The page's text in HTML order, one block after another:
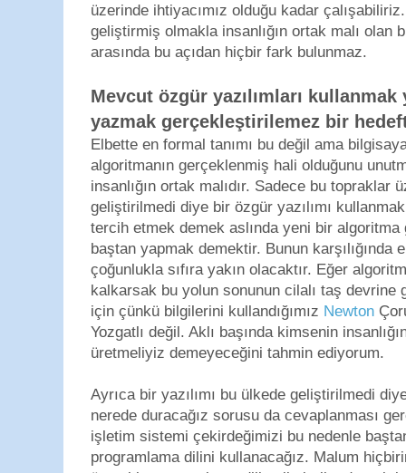
üzerinde ihtiyacımız olduğu kadar
geliştirmiş olmakla insanlığın ortak malı olan
arasında bu açıdan hiçbir fark bulunmaz.
Mevcut özgür yazılımları
yazmak gerçekleştirilemez bir
Elbette en formal tanımı bu değil ama
algoritmanın gerçeklenmiş hali olduğunu
insanlığın ortak malıdır. Sadece bu topraklar
geliştirilmedi diye bir özgür yazılımı
tercih etmek demek aslında yeni bir
baştan yapmak demektir. Bunun karşılığında
çoğunlukla sıfıra yakın olacaktır. Eğer
kalkarsak bu yolun sonunun cilalı taş devrine
için çünkü bilgilerini kullandığımız Newton
Yozgatlı değil. Aklı başında kimsenin
üretmeliyiz demeyeceğini tahmin ediyorum.
Ayrıca bir yazılımı bu ülkede geliştirilmedi
nerede duracağız sorusu da cevaplanması
işletim sistemi çekirdeğimizi bu nedenle
programlama dilini kullanacağız. Malum